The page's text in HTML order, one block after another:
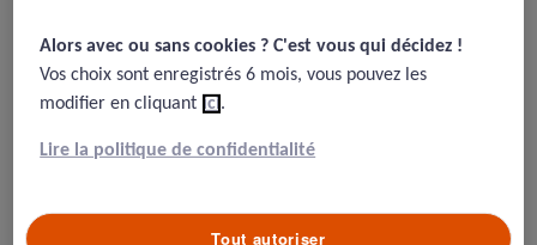
une tachycardie à 135 pulsations par minute,
une température à 37,6° C,
une saturation en oxygène à 83 % en air ambiant,
une fréquence respiratoire à 30 par minute, avec des
un score de Glasgow à 12,
Alors avec ou sans cookies ? C'est vous qui décidez !​
Vos choix sont enregistrés 6 mois, vous pouvez les
modifier en cliquant ici.
Lire la politique de confidentialité
Tout autoriser